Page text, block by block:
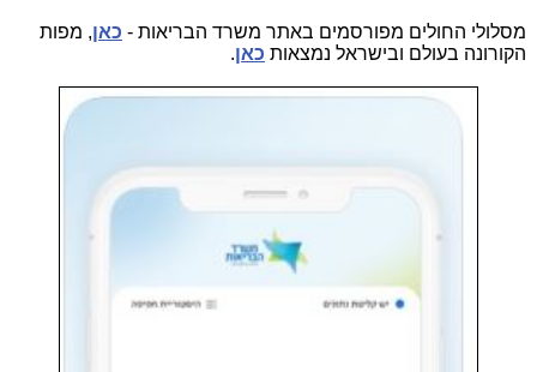
מסלולי החולים מפורסמים באתר משרד הבריאות - כאן, מפות
הקורונה בעולם ובישראל נמצאות כאן.